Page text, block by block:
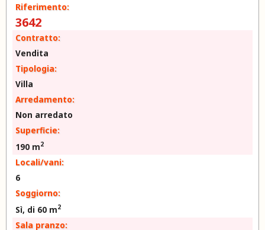
Riferimento:
3642
Contratto:
Vendita
Tipologia:
Villa
Arredamento:
Non arredato
Superficie:
190 m2
Locali/vani:
6
Soggiorno:
Sì, di 60 m2
Sala pranzo: